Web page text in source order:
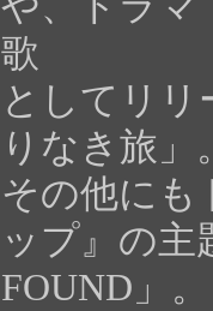
歌
としてリ
りなき旅」
その他にも
ップ』の主
FOUND」